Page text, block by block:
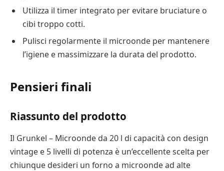
Utilizza il timer integrato per evitare bruciature o
cibi troppo cotti.
Pulisci regolarmente il microonde per mantenere
l’igiene e massimizzare la durata del prodotto.
Pensieri finali
Riassunto del prodotto
Il Grunkel – Microonde da 20 l di capacità con design
vintage e 5 livelli di potenza è un’eccellente scelta per
chiunque desideri un forno a microonde ad alte